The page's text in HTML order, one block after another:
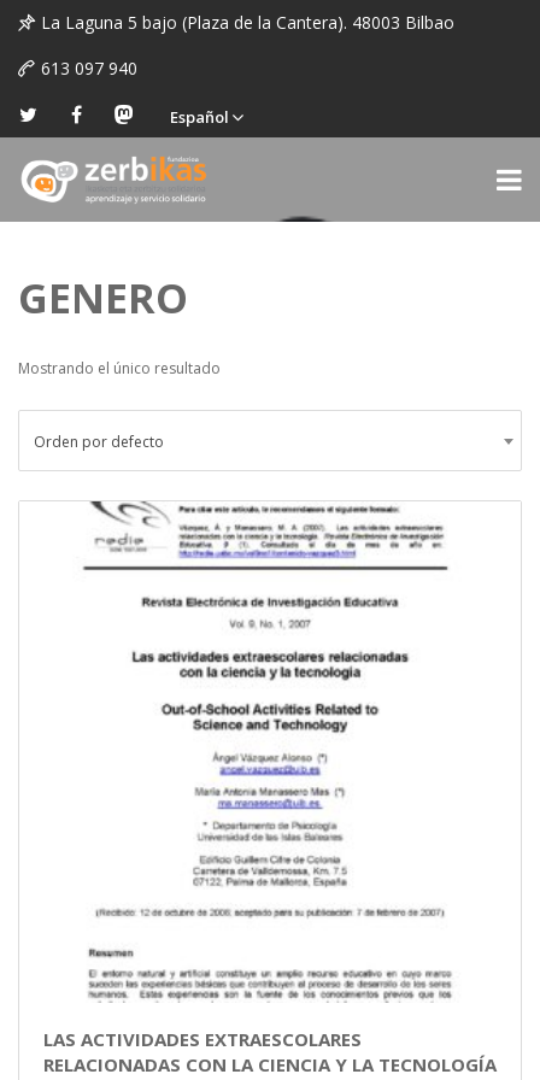
La Laguna 5 bajo (Plaza de la Cantera). 48003 Bilbao
613 097 940
Español
GENERO
Mostrando el único resultado
Orden por defecto
LAS ACTIVIDADES EXTRAESCOLARES
RELACIONADAS CON LA CIENCIA Y LA TECNOLOGÍA